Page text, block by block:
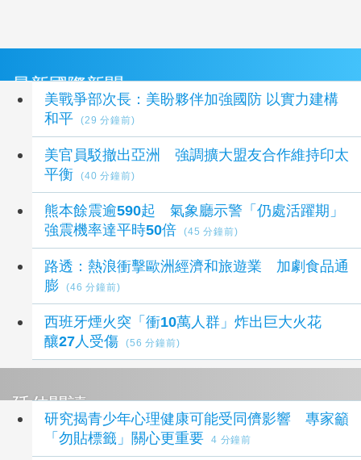
最新國際新聞
美戰爭部次長：美盼夥伴加強國防 以實力建構
和平
(29 分鐘前)
美官員駁撤出亞洲 強調擴大盟友合作維持印太
平衡
(40 分鐘前)
熊本餘震逾590起 氣象廳示警「仍處活躍期」
強震機率達平時50倍
(45 分鐘前)
路透：熱浪衝擊歐洲經濟和旅遊業 加劇食品通
膨
(46 分鐘前)
西班牙煙火突「衝10萬人群」炸出巨大火花
釀27人受傷
(56 分鐘前)
延伸閱讀
研究揭青少年心理健康可能受同儕影響 專家籲
「勿貼標籤」關心更重要
4 分鐘前